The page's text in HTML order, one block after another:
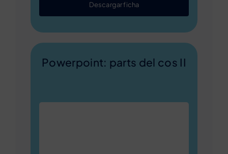
Descargar ficha
Powerpoint: parts del cos II